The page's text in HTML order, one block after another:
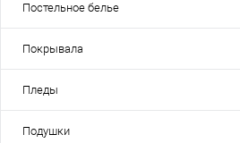
Постельное белье
Покрывала
Пледы
Подушки